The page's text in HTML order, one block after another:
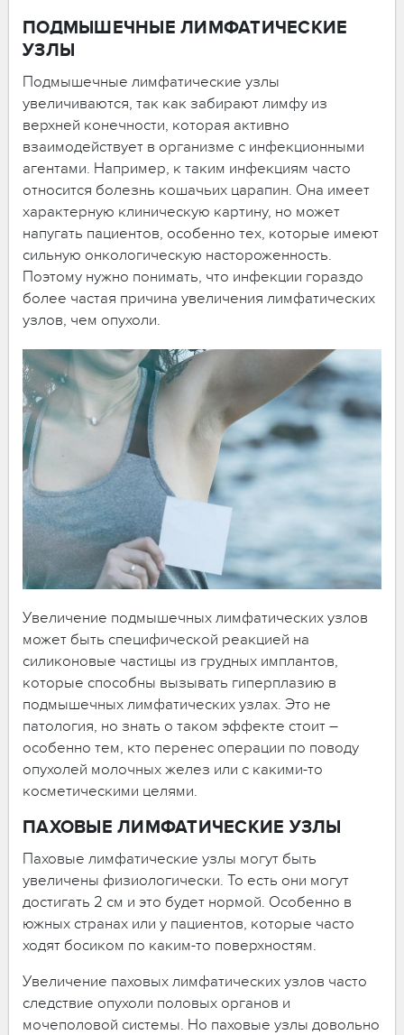
ПОДМЫШЕЧНЫЕ ЛИМФАТИЧЕСКИЕ
УЗЛЫ
Подмышечные лимфатические узлы
увеличиваются, так как забирают лимфу из
верхней конечности, которая активно
взаимодействует в организме с инфекционными
агентами. Например, к таким инфекциям часто
относится болезнь кошачьих царапин. Она имеет
характерную клиническую картину, но может
напугать пациентов, особенно тех, которые имеют
сильную онкологическую настороженность.
Поэтому нужно понимать, что инфекции гораздо
более частая причина увеличения лимфатических
узлов, чем опухоли.
Увеличение подмышечных лимфатических узлов
может быть специфической реакцией на
силиконовые частицы из грудных имплантов,
которые способны вызывать гиперплазию в
подмышечных лимфатических узлах. Это не
патология, но знать о таком эффекте стоит –
особенно тем, кто перенес операции по поводу
опухолей молочных желез или с какими-то
косметическими целями.
ПАХОВЫЕ ЛИМФАТИЧЕСКИЕ УЗЛЫ
Паховые лимфатические узлы могут быть
увеличены физиологически. То есть они могут
достигать 2 см и это будет нормой. Особенно в
южных странах или у пациентов, которые часто
ходят босиком по каким-то поверхностям.
Увеличение паховых лимфатических узлов часто
следствие опухоли половых органов и
мочеполовой системы. Но паховые узлы довольно